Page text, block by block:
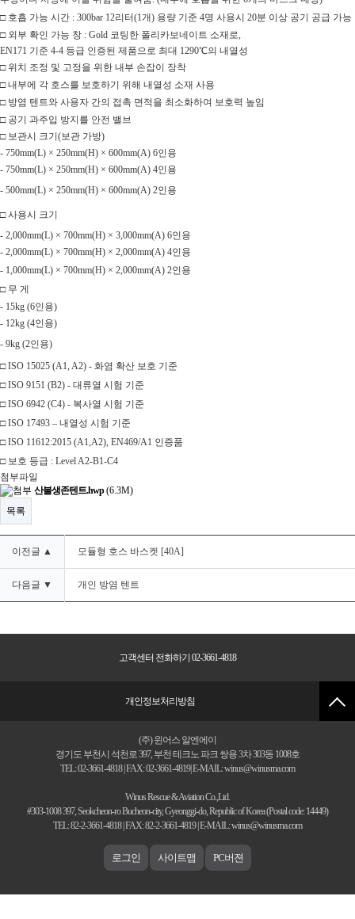
□ 호흡 가능 시간 : 300bar 12리터(1 개) 용량 기준 4명 사용시 20분 이상 공기 공급 가능
□ 외부 확인 가능 창 : Gold 코팅한 폴리카보네이트 소재로
EN171 기준 4-4 등급 인증된 제품으로 최대 1290℃의 내열성
□위치 조정 및 고정을 위한 내부 손잡이 장착
□내부에 각 호스를 보호하기 위해 내열성 소재 사용
□ 방염 텐트와 사용자 간의 접촉 면적을 최소화하여 보호력 높임
□ 공기 과주입 방지를 안전 밸브
□ 보관시 크기(보관 가방)
- 750mm(L) × 250mm(H) × 600mm(A) 6인용
- 750mm(L) × 250mm(H) × 600mm(A) 4인용
- 500mm(L) × 250mm(H) × 600mm(A) 2인용
□사용시 크기
- 2,000mm(L) × 700mm(H) × 3,000mm(A) 6인용
- 2,000mm(L) × 700mm(H) × 2,000mm(A) 4인용
- 1,000mm(L) × 700mm(H) × 2,000mm(A) 2인용
□ 무 게
- 15kg (6인용)
- 12kg (4인용)
- 9kg (2인용)
□ISO 15025 (A1, A2) - 화염 확산 보호 기준
□ISO 9151 (B2) - 대류열 시험 기준
□ISO 6942 (C4) - 복사열 시험 기준
□ISO 17493 – 내열성 시험 기준
□ISO 11612:2015 (A1,A2), EN469/A1 인증품
□ 보호 등급 : Level A2-B1-C4
첨부파일
산불생존텐트.hwp(6.3M)
목록
이전글 ▲ 모듈형 호스 바스켓 [40A]
다음글 ▼ 개인 방염 텐트
고객센터 전화하기 02-3661-4818
개인정보처리방침
(주) 윈어스 알엔에이
경기도 부천시 석천로 397, 부천 테크노 파크 쌍용 3차 303동 1008호
TEL: 02-3661-4818 | FAX: 02-3661-4819| E-MAIL: winus@winusrna.com
Winus Rescue & Aviation Co.,Ltd.
#303-1008 397, Seokcheon-ro Bucheon-city, Gyeonggi-do, Republic of Korea (Postal code: 14449)
TEL: 82-2-3661-4818 | FAX: 82-2-3661-4819 | E-MAIL: winus@winusrna.com
로그인 사이트맵 PC버젼